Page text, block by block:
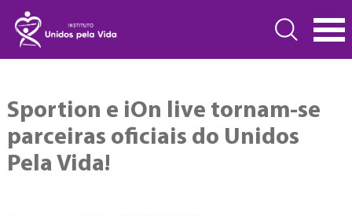
Sportion e iOn live tornam-se
parceiras oficiais do Unidos
Pela Vida!